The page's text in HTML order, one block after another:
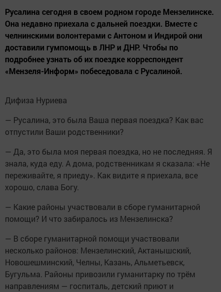
Русалина сегодня в своем родном городе Мензелинске.
Она недавно приехала с дальней поездки. Вместе с
челнинскими волонтерами с Антоном и Индирой они
доставили гумпомощь в ЛНР и ДНР. Чтобы по
подробнее узнать об их поездке корреспондент
«Мензеля-Информ» побеседовала с Русалиной.
Дифиза Нуриева
— Русалина, это была Ваша первая поездка? Как вас
отпустили Ваши родственники?
— Да, это была моя первая поездка, но не последняя. Я
знала, куда еду. А дома, родственникам я сказала: «Не
переживайте, я приеду». Как видите я приехала, все
хорошо, слава Богу.
— Какие районы участвовали в сборе гуманитарной
помощи? И что забиралось из Мензелинска?
— В сборе гуманитарной помощи участвовали
несколько районов: Мензелинский, Актанышский,
Новошешминский, Челны, Казань, Альметьевск,
Бугульма. Районы привозили гуманитарку по трём
направлениям — госпиталь, детский приют и